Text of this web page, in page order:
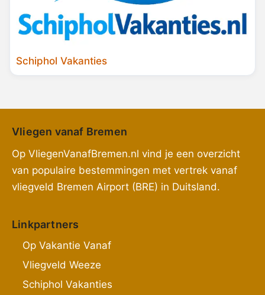
Schiphol Vakanties
Vliegen vanaf Bremen
Op VliegenVanafBremen.nl vind je een overzicht
van populaire bestemmingen met vertrek vanaf
vliegveld Bremen Airport (BRE) in Duitsland.
Linkpartners
Op Vakantie Vanaf
Vliegveld Weeze
Schiphol Vakanties